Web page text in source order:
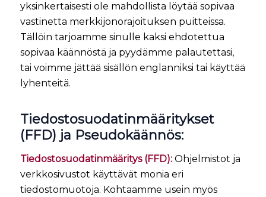
yksinkertaisesti ole mahdollista löytää sopivaa
vastinetta merkkijonorajoituksen puitteissa.
Tällöin tarjoamme sinulle kaksi ehdotettua
sopivaa käännöstä ja pyydämme palautettasi,
tai voimme jättää sisällön englanniksi tai käyttää
lyhenteitä.
Tiedostosuodatinmääritykset
(FFD) ja Pseudokäännös:
Tiedostosuodatinmääritys (FFD):Ohjelmistot ja
verkkosivustot käyttävät monia eri
tiedostomuotoja. Kohtaamme usein myös